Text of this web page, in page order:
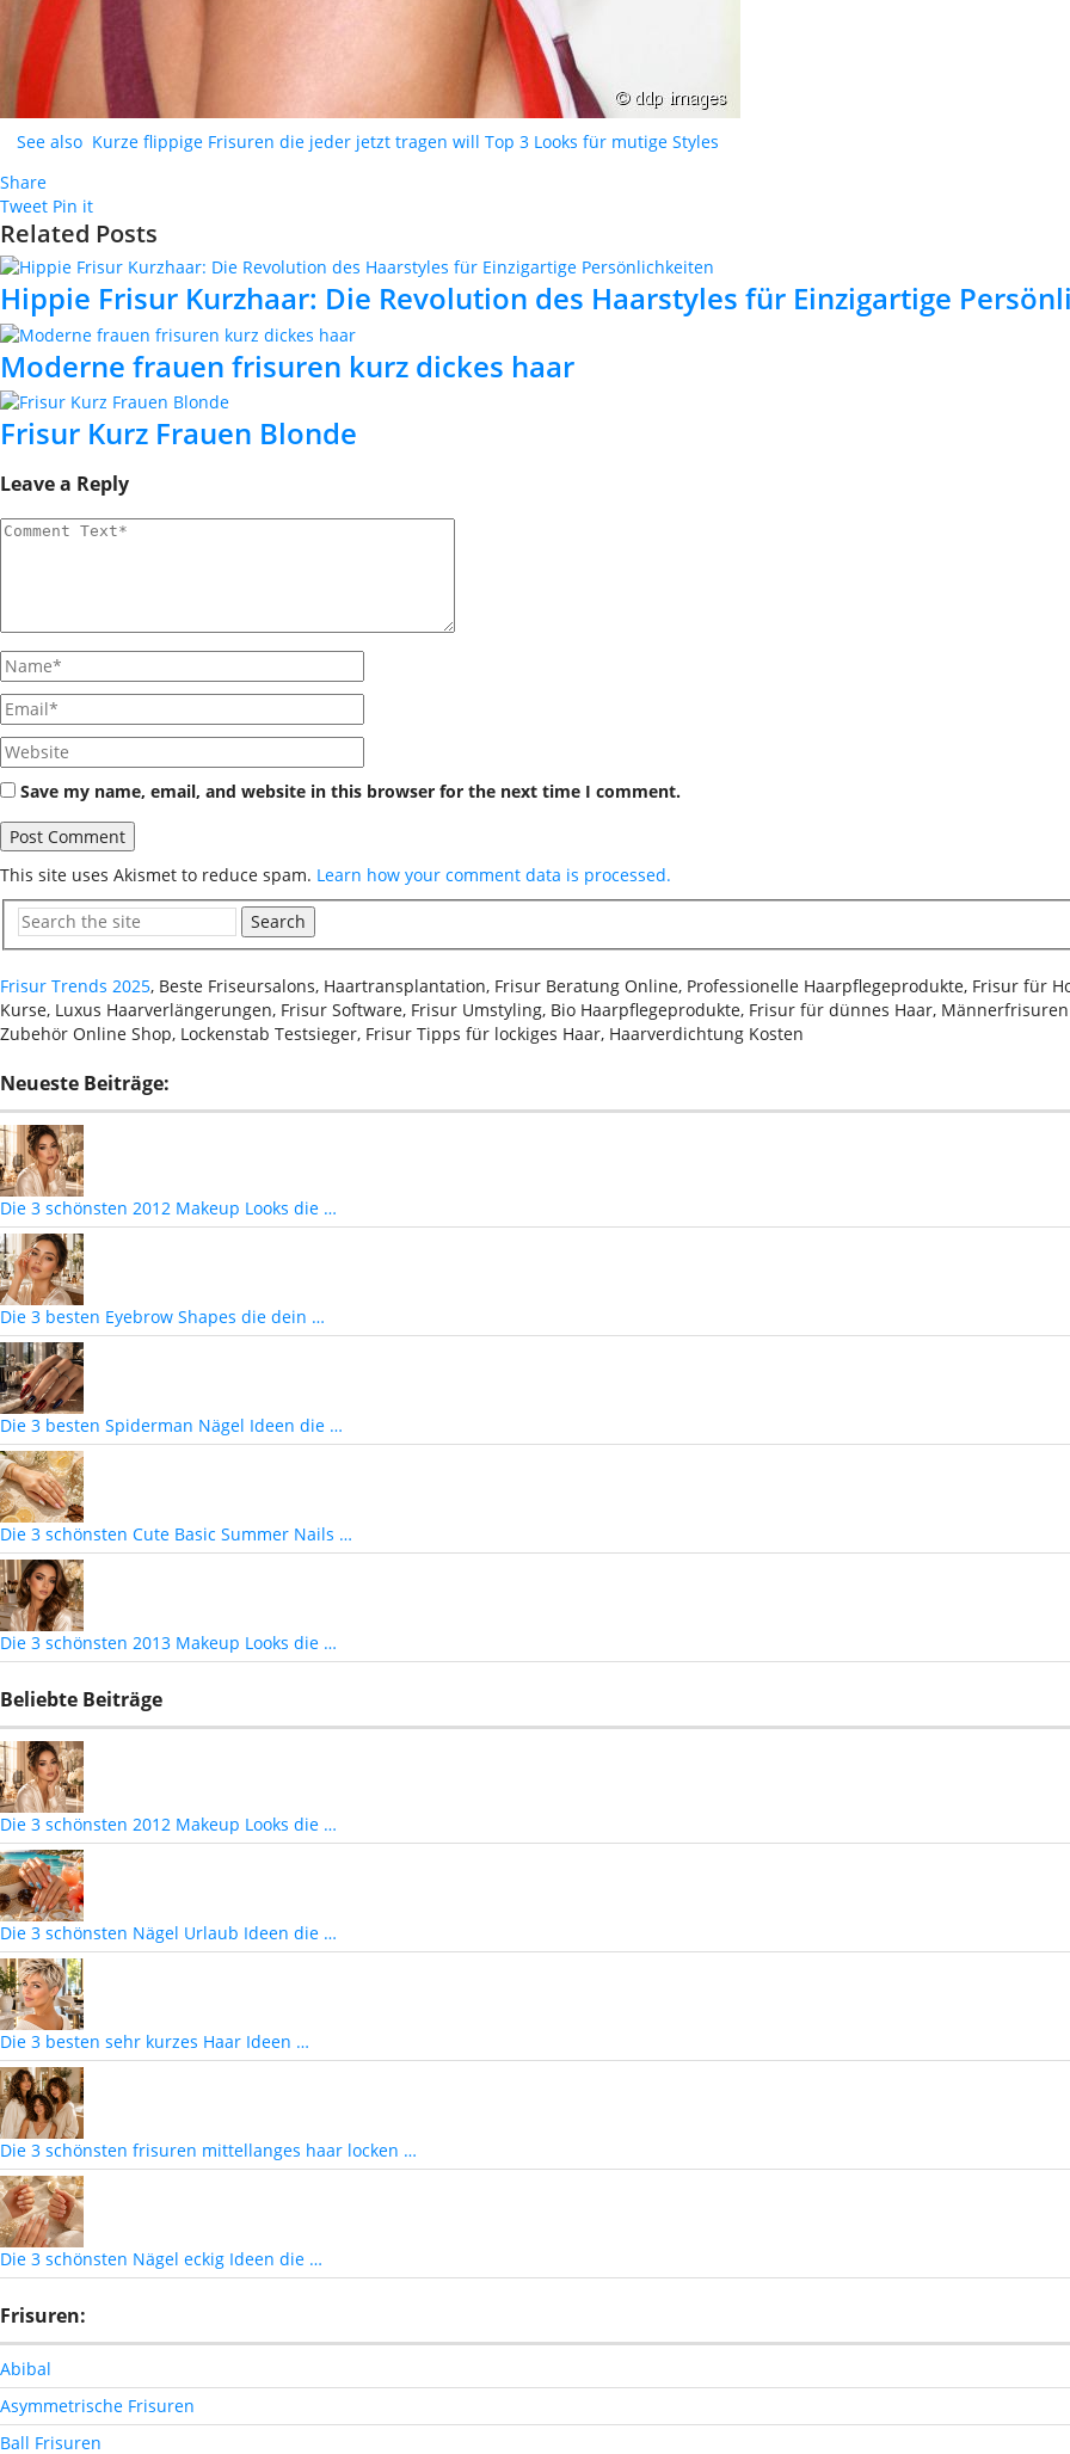
See also Kurze flippige Frisuren die jeder jetzt tragen will Top 3 Looks für mutige Styles
Share
Tweet Pin it
Related Posts
Hippie Frisur Kurzhaar: Die Revolution des Haarstyles für Einzigartige
Moderne frauen frisuren kurz dickes haar
Frisur Kurz Frauen Blonde
Leave a Reply
Save my name, email, and website in this browser for the next time I comment.
This site uses Akismet to reduce spam. Learn how your comment data is processed.
Search
Frisur Trends 2025, Beste Friseursalons, Haartransplantation, Frisur Beratung Online, Professionelle Haarpflegeprodukte, Frisur für
Kurse, Luxus Haarverlängerungen, Frisur Software, Frisur Umstyling, Bio Haarpflegeprodukte, Frisur für dünnes Haar,
Zubehör Online Shop, Lockenstab Testsieger, Frisur Tipps für lockiges Haar, Haarverdichtung Kosten
Neueste Beiträge:
Die 3 schönsten 2012 Makeup Looks die …
Die 3 besten Eyebrow Shapes die dein …
Die 3 besten Spiderman Nägel Ideen die …
Die 3 schönsten Cute Basic Summer Nails …
Die 3 schönsten 2013 Makeup Looks die …
Beliebte Beiträge
Die 3 schönsten 2012 Makeup Looks die …
Die 3 schönsten Nägel Urlaub Ideen die …
Die 3 besten sehr kurzes Haar Ideen …
Die 3 schönsten frisuren mittellanges haar locken …
Die 3 schönsten Nägel eckig Ideen die …
Frisuren:
Abibal
Asymmetrische Frisuren
Ball Frisuren